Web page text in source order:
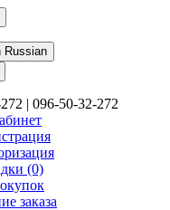
Russian
| 096-50-32-272
(0)
заказа